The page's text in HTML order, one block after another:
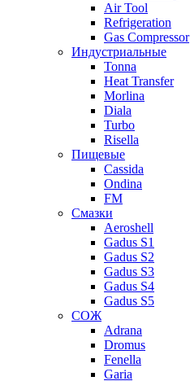
Air Tool
Refrigeration
Gas Compressor
Индустриальные
Tonna
Heat Transfer
Morlina
Diala
Turbo
Risella
Пищевые
Cassida
Ondina
FM
Смазки
Aeroshell
Gadus S1
Gadus S2
Gadus S3
Gadus S4
Gadus S5
СОЖ
Adrana
Dromus
Fenella
Garia